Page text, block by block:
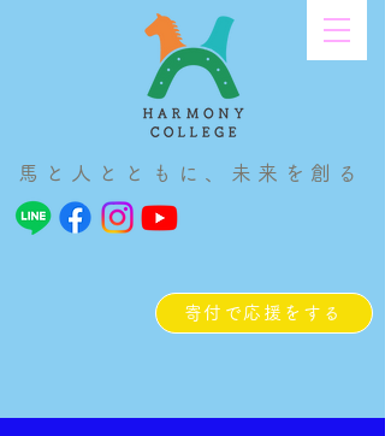
寄付で応援をする
馬と人とともに、未来を創る